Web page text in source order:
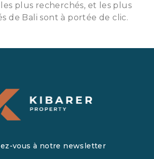
plus recherchés, et les plus
de Bali sont à portée de clic.
vous à notre newsletter